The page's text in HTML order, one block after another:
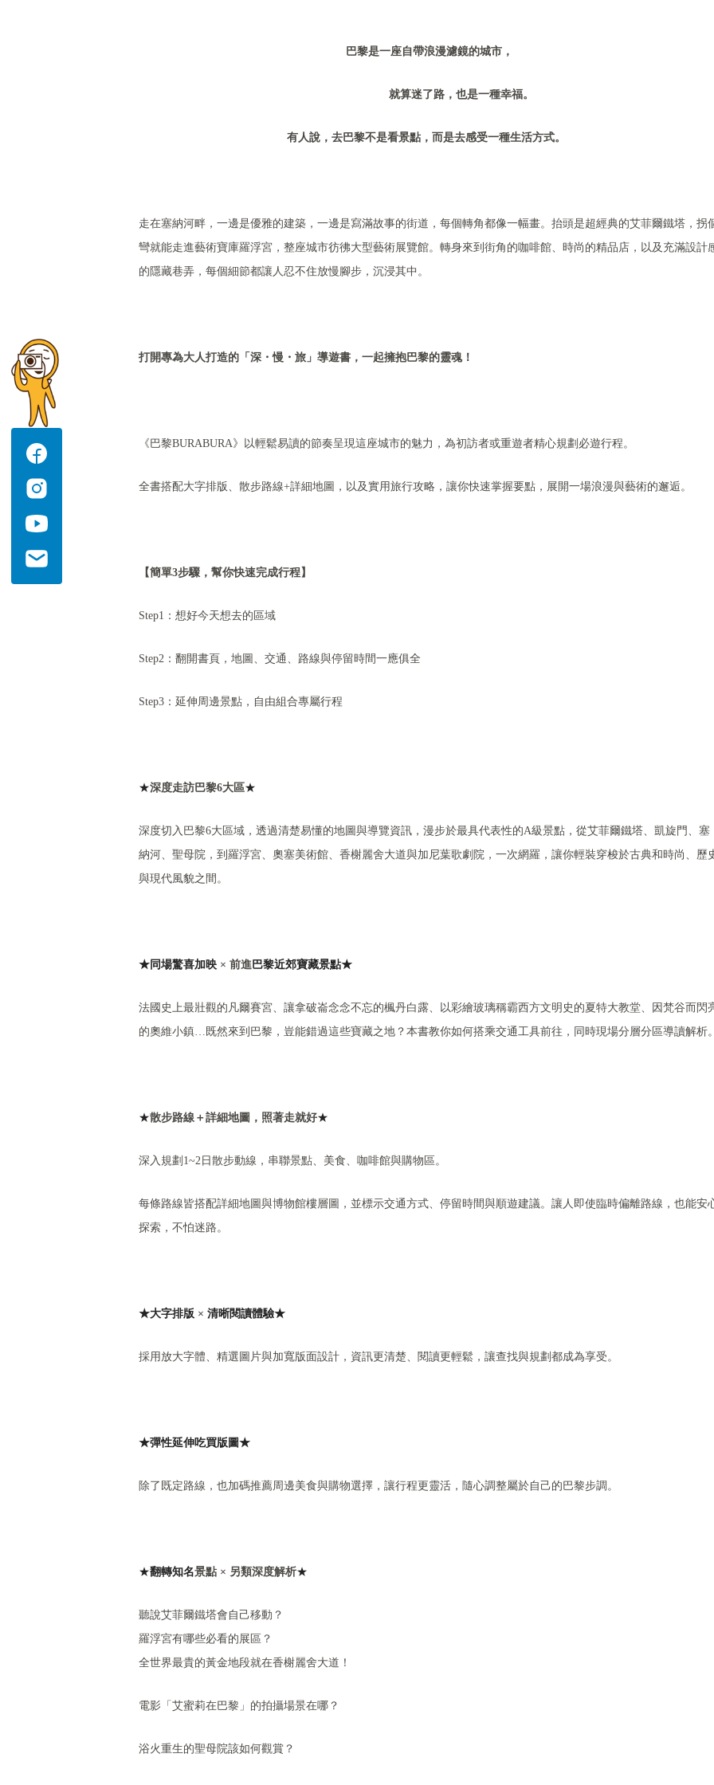
巴黎是一座自帶浪漫濾鏡的城市，
就算迷了路，也是一種幸福。
有人說，去巴黎不是看景點，而是去感受一種生活方式。
走在塞納河畔，一邊是優雅的建築，一邊是寫滿故事的街道，每個轉角都像一幅畫。抬頭是超經典的艾菲爾鐵塔，拐
彎就能走進藝術寶庫羅浮宮，整座城市彷彿大型藝術展覽館。轉身來到街角的咖啡館、時尚的精品店，以及充滿設計
的隱藏巷弄，每個細節都讓人忍不住放慢腳步，沉浸其中。
打開專為大人打造的「深・慢・旅」導遊書，一起擁抱巴黎的靈魂！
《巴黎BURABURA》以輕鬆易讀的節奏呈現這座城市的魅力，為初訪者或重遊者精心規劃必遊行程。
全書搭配大字排版、散步路線+詳細地圖，以及實用旅行攻略，讓你快速掌握要點，展開一場浪漫與藝術的邂逅。
【簡單3步驟，幫你快速完成行程】
Step1：想好今天想去的區域
Step2：翻開書頁，地圖、交通、路線與停留時間一應俱全
Step3：延伸周邊景點，自由組合專屬行程
★深度走訪巴黎6大區★
深度切入巴黎6大區域，透過清楚易懂的地圖與導覽資訊，漫步於最具代表性的A級景點，從艾菲爾鐵塔、凱旋門、塞
納河、聖母院，到羅浮宮、奧塞美術館、香榭麗舍大道與加尼葉歌劇院，一次網羅，讓你輕裝穿梭於古典和時尚、歷
與現代風貌之間。
★ 同場驚喜加映 × 前進 巴黎近郊寶藏景點★
法國史上最壯觀的凡爾賽宮、讓拿破崙念念不忘的楓丹白露、以彩繪玻璃稱霸西方文明史的夏特大教堂、因梵谷而閃
的奧維小鎮…既然來到巴黎，豈能錯過這些寶藏之地？本書教你如何搭乘交通工具前往，同時現場分層分區導讀解析
★散步路線＋詳細地圖，照著走就好★
深入規劃1~2日散步動線，串聯景點、美食、咖啡館與購物區。
每條路線皆搭配詳細地圖與博物館樓層圖，並標示交通方式、停留時間與順遊建議。讓人即使臨時偏離路線，也能安
探索，不怕迷路。
★大字排版 × 清晰閱讀體驗★
採用放大字體、精選圖片與加寬版面設計，資訊更清楚、閱讀更輕鬆，讓查找與規劃都成為享受。
★彈性延伸吃買版圖★
除了既定路線，也加碼推薦周邊美食與購物選擇，讓行程更靈活，隨心調整屬於自己的巴黎步調。
★翻轉知名景點 × 另類深度解析★
聽說艾菲爾鐵塔會自己移動？
羅浮宮有哪些必看的展區？
全世界最貴的黃金地段就在香榭麗舍大道！
電影「艾蜜莉在巴黎」的拍攝場景在哪？
浴火重生的聖母院該如何觀賞？